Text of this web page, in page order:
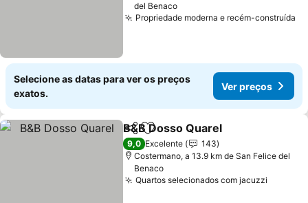
del Benaco
Propriedade moderna e recém-construída
Selecione as datas para ver os preços
exatos.
Ver preços
PartilharAdicionar aos favoritos
B&B Dosso Quarel
9,0 Excelente
143
Costermano, a 13.9 km de San Felice del
Benaco
Quartos selecionados com jacuzzi